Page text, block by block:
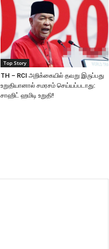
Top Story
TH – RCI அறிக்கையில் தவறு இருப்பது
உறுதியானால் சமரசம் செய்யப்படாது:
சாஹிட் ஹமிடி உறுதி!